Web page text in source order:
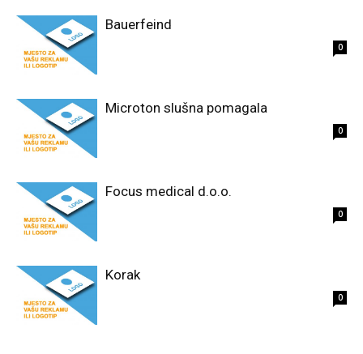
Bauerfeind
0
Microton slušna pomagala
0
Focus medical d.o.o.
0
Korak
0